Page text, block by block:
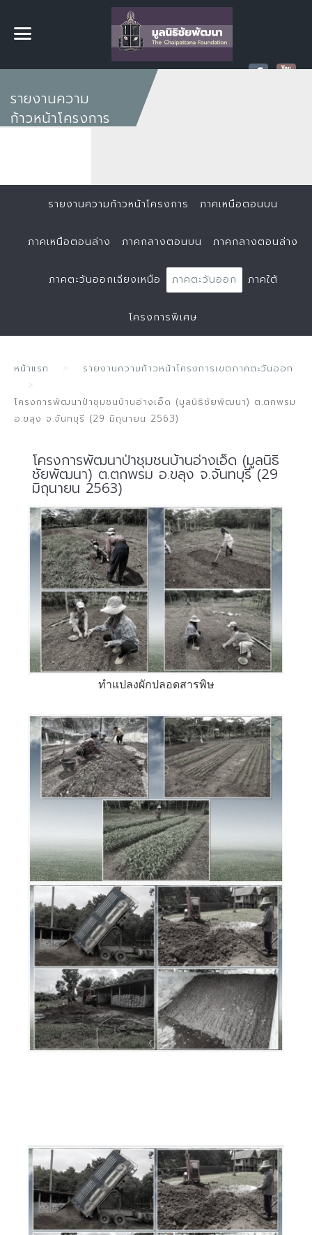
รายงานความ
ก้าวหน้าโครงการ
รายงานความก้าวหน้าโครงการ ภาคเหนือตอนบน
ภาคเหนือตอนล่าง ภาคกลางตอนบน ภาคกลางตอนล่าง
ภาคตะวันออกเฉียงเหนือ ภาคตะวันออก ภาคใต้
โครงการพิเศษ
หน้าแรก รายงานความก้าวหน้าโครงการเขตภาคตะวันออก
โครงการพัฒนาป่าชุมชนบ้านอ่างเอ็ด (มูลนิธิชัยพัฒนา) ต.ตกพรม
อ.ขลุง จ.จันทบุรี (29 มิถุนายน 2563)
โครงการพัฒนาป่าชุมชนบ้านอ่างเอ็ด (มูลนิธิ
ชัยพัฒนา) ต.ตกพรม อ.ขลุง จ.จันทบุรี (29
มิถุนายน 2563)
ทำแปลงผักปลอดสารพิษ